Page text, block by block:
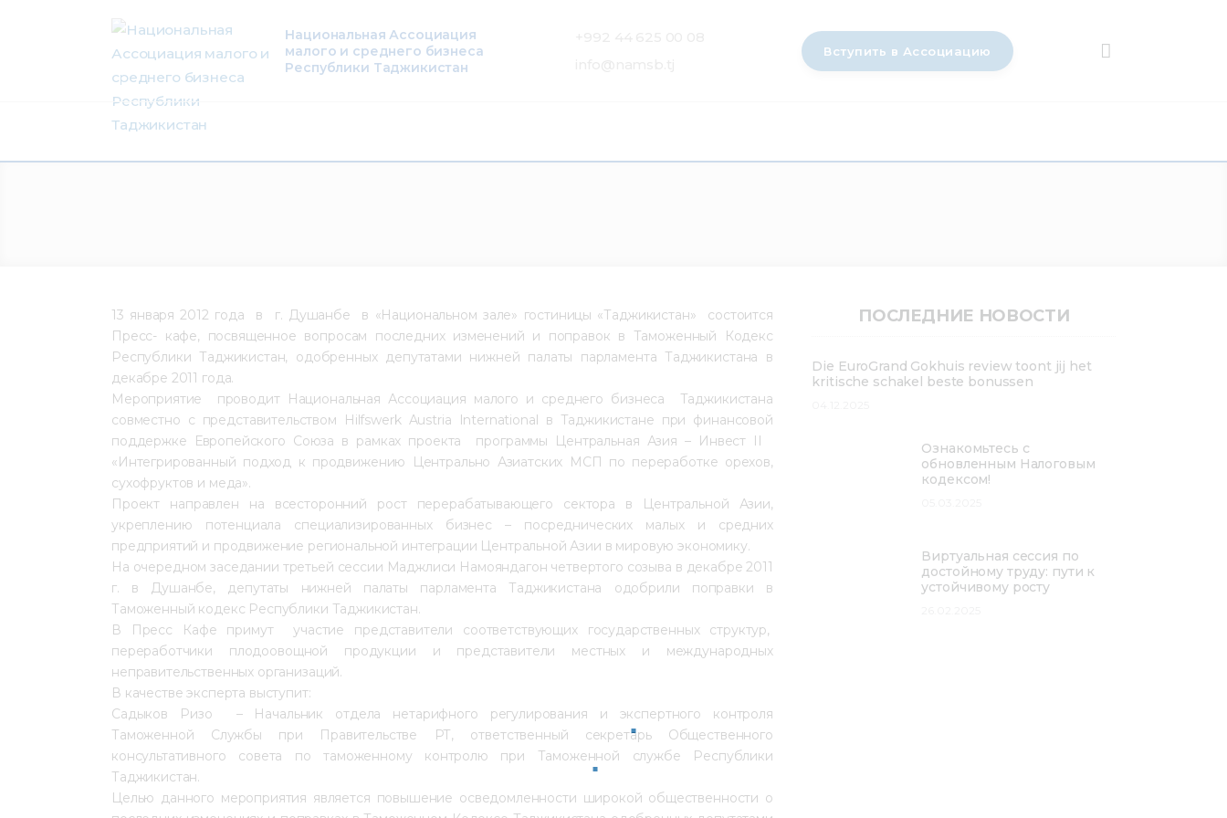
Национальная Ассоциация
малого и среднего бизнеса
Республики Таджикистан
Вступить в Ассоциацию
Членство
13 января 2012 года в г. Душанбе в «Национальном зале» гостиницы «Таджикистан» состоится
Пресс- кафе, посвященное вопросам последних изменений и поправок в Таможенный Кодекс
Республики Таджикистан, одобренных депутатами нижней палаты парламента Таджикистана в
декабре 2011 года.
Мероприятие проводит Национальная Ассоциация малого и среднего бизнеса Таджикистана
совместно с представительством Hilfswerk Austria International в Таджикистане при финансовой
поддержке Европейского Союза в рамках проекта программы Центральная Азия – Инвест II
«Интегрированный подход к продвижению Центрально Азиатских МСП по переработке орехов,
сухофруктов и меда».
Проект направлен на всесторонний рост перерабатывающего сектора в Центральной Азии,
укреплению потенциала специализированных бизнес – посреднических малых и средних
предприятий и продвижение региональной интеграции Центральной Азии в мировую экономику.
На очередном заседании третьей сессии Маджлиси Намояндагон четвертого созыва в декабре 2011
г. в Душанбе, депутаты нижней палаты парламента Таджикистана одобрили поправки в
Таможенный кодекс Республики Таджикистан.
В Пресс Кафе примут участие представители соответствующих государственных структур,
переработчики плодоовощной продукции и представители местных и международных
неправительственных организаций.
В качестве эксперта выступит:
Садыков Ризо – Начальник отдела нетарифного регулирования и экспертного контроля
Таможенной Службы при Правительстве РТ, ответственный секретарь Общественного
консультативного совета по таможенному контролю при Таможенной службе Республики
Таджикистан.
Целью данного мероприятия является повышение осведомленности широкой общественности о
ПОСЛЕДНИЕ НОВОСТИ
Die EuroGrand Gokhuis review toont jij het
kritische schakel beste bonussen
Ознакомьтесь с
обновленным Налоговым
кодексом!
Виртуальная сессия по
достойному труду: пути к
устойчивому росту